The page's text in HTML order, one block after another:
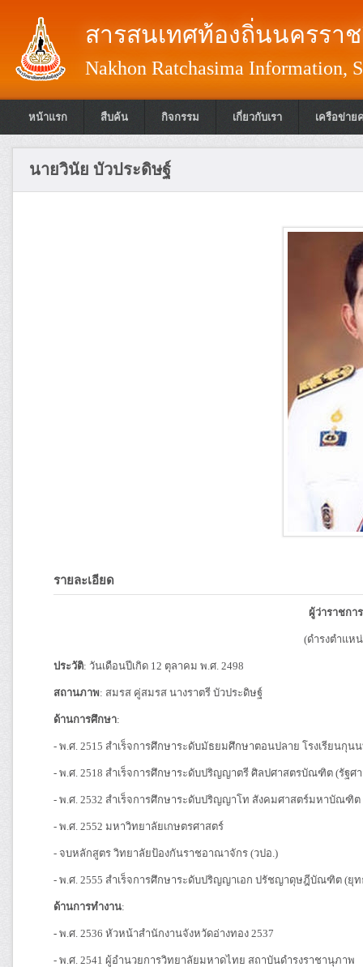
สารสนเทศท้องถิ่นนครรา
Nakhon Ratchasima Information,
หน้าแรก สืบค้น กิจกรรม เกี่ยวกับเรา เครือข่าย
นายวินัย บัวประดิษฐ์
รายละเอียด
ผู้ว่าราชกา
(ดำรงตำแห
ประวัติ: วันเดือนปีเกิด 12 ตุลาคม พ.ศ. 2498
สถานภาพ: สมรส คู่สมรส นางราตรี บัวประดิษฐ์
ด้านการศึกษา:
- พ.ศ. 2515 สำเร็จการศึกษาระดับมัธยมศึกษาตอนปลาย โรงเรียนกุ
- พ.ศ. 2518 สำเร็จการศึกษาระดับปริญญาตรี ศิลปศาสตรบัณฑิต (รัฐศ
- พ.ศ. 2532 สำเร็จการศึกษาระดับปริญญาโท สังคมศาสตร์มหาบัณฑิ
- พ.ศ. 2552 มหาวิทยาลัยเกษตรศาสตร์
- จบหลักสูตร วิทยาลัยป้องกันราชอาณาจักร (วปอ.)
- พ.ศ. 2555 สำเร็จการศึกษาระดับปริญญาเอก ปรัชญาดุษฎีบัณฑิต (
ด้านการทำงาน:
- พ.ศ. 2536 หัวหน้าสำนักงานจังหวัดอ่างทอง 2537
- พ.ศ. 2541 ผู้อำนวยการวิทยาลัยมหาดไทย สถาบันดำรงราชานุภาพ